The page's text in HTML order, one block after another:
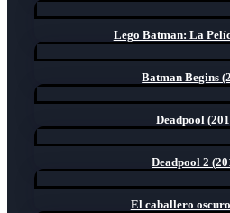
Lego Batman: La
Batman Begins
Deadpool
Deadpool 2
El caballero